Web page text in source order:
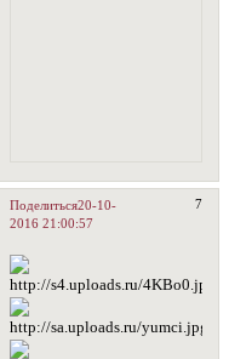
Поделиться 7
20-10-
2016 21:00:57